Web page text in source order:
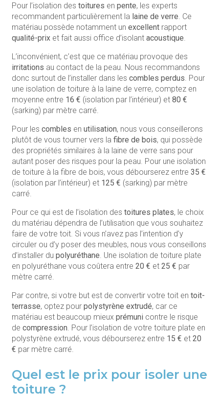
Pour l’isolation des toitures en pente, les experts
recommandent particulièrement la laine de verre. Ce
matériau possède notamment un excellent rapport
qualité-prix et fait aussi office d’isolant acoustique.
L’inconvénient, c’est que ce matériau provoque des
irritations au contact de la peau. Nous recommandons
donc surtout de l’installer dans les combles perdus. Pour
une isolation de toiture à la laine de verre, comptez en
moyenne entre 16 € (isolation par l’intérieur) et 80 €
(sarking) par mètre carré.
Pour les combles en utilisation, nous vous conseillerons
plutôt de vous tourner vers la fibre de bois, qui possède
des propriétés similaires à la laine de verre sans pour
autant poser des risques pour la peau. Pour une isolation
de toiture à la fibre de bois, vous débourserez entre 35 €
(isolation par l’intérieur) et 125 € (sarking) par mètre
carré.
Pour ce qui est de l’isolation des toitures plates, le choix
du matériau dépendra de l’utilisation que vous souhaitez
faire de votre toit. Si vous n’avez pas l’intention d’y
circuler ou d’y poser des meubles, nous vous conseillons
d’installer du polyuréthane. Une isolation de toiture plate
en polyuréthane vous coûtera entre 20 € et 25 € par
mètre carré.
Par contre, si votre but est de convertir votre toit en toit-
terrasse, optez pour polystyrène extrudé, car ce
matériau est beaucoup mieux prémuni contre le risque
de compression. Pour l’isolation de votre toiture plate en
polystyrène extrudé, vous débourserez entre 15 € et 20
€ par mètre carré.
Quel est le prix pour isoler une
toiture ?